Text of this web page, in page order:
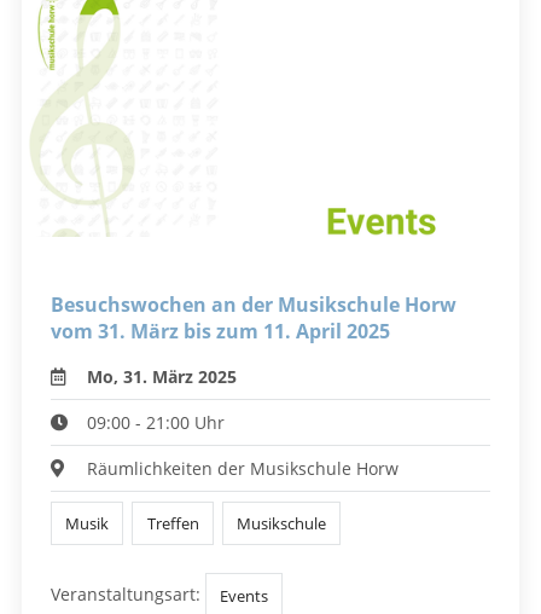
Besuchswochen an der Musikschule Horw
vom 31. März bis zum 11. April 2025
Mo, 31. März 2025
09:00 - 21:00 Uhr
Räumlichkeiten der Musikschule Horw
Musik Treffen Musikschule
Veranstaltungsart: Events